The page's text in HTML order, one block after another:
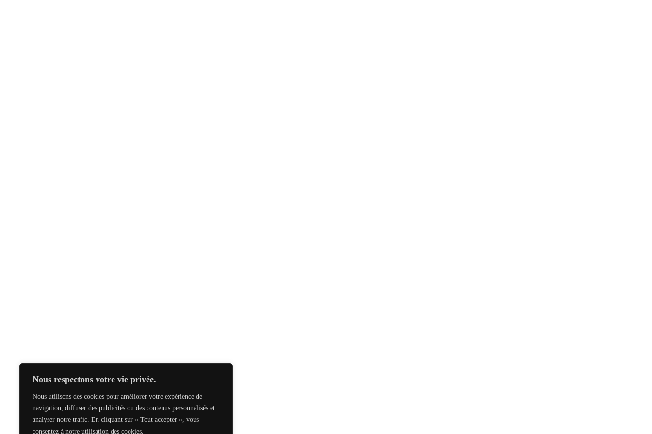
Nous respectons votre vie privée.
Nous utilisons des cookies pour améliorer votre expérience de
navigation, diffuser des publicités ou des contenus personnalisés et
analyser notre trafic. En cliquant sur « Tout accepter », vous
consentez à notre utilisation des cookies.